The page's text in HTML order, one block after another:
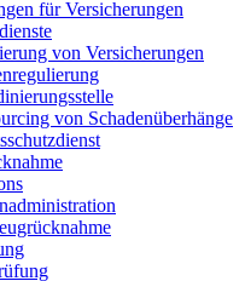
für Versicherungen
von Versicherungen
von Schadenüberhänge